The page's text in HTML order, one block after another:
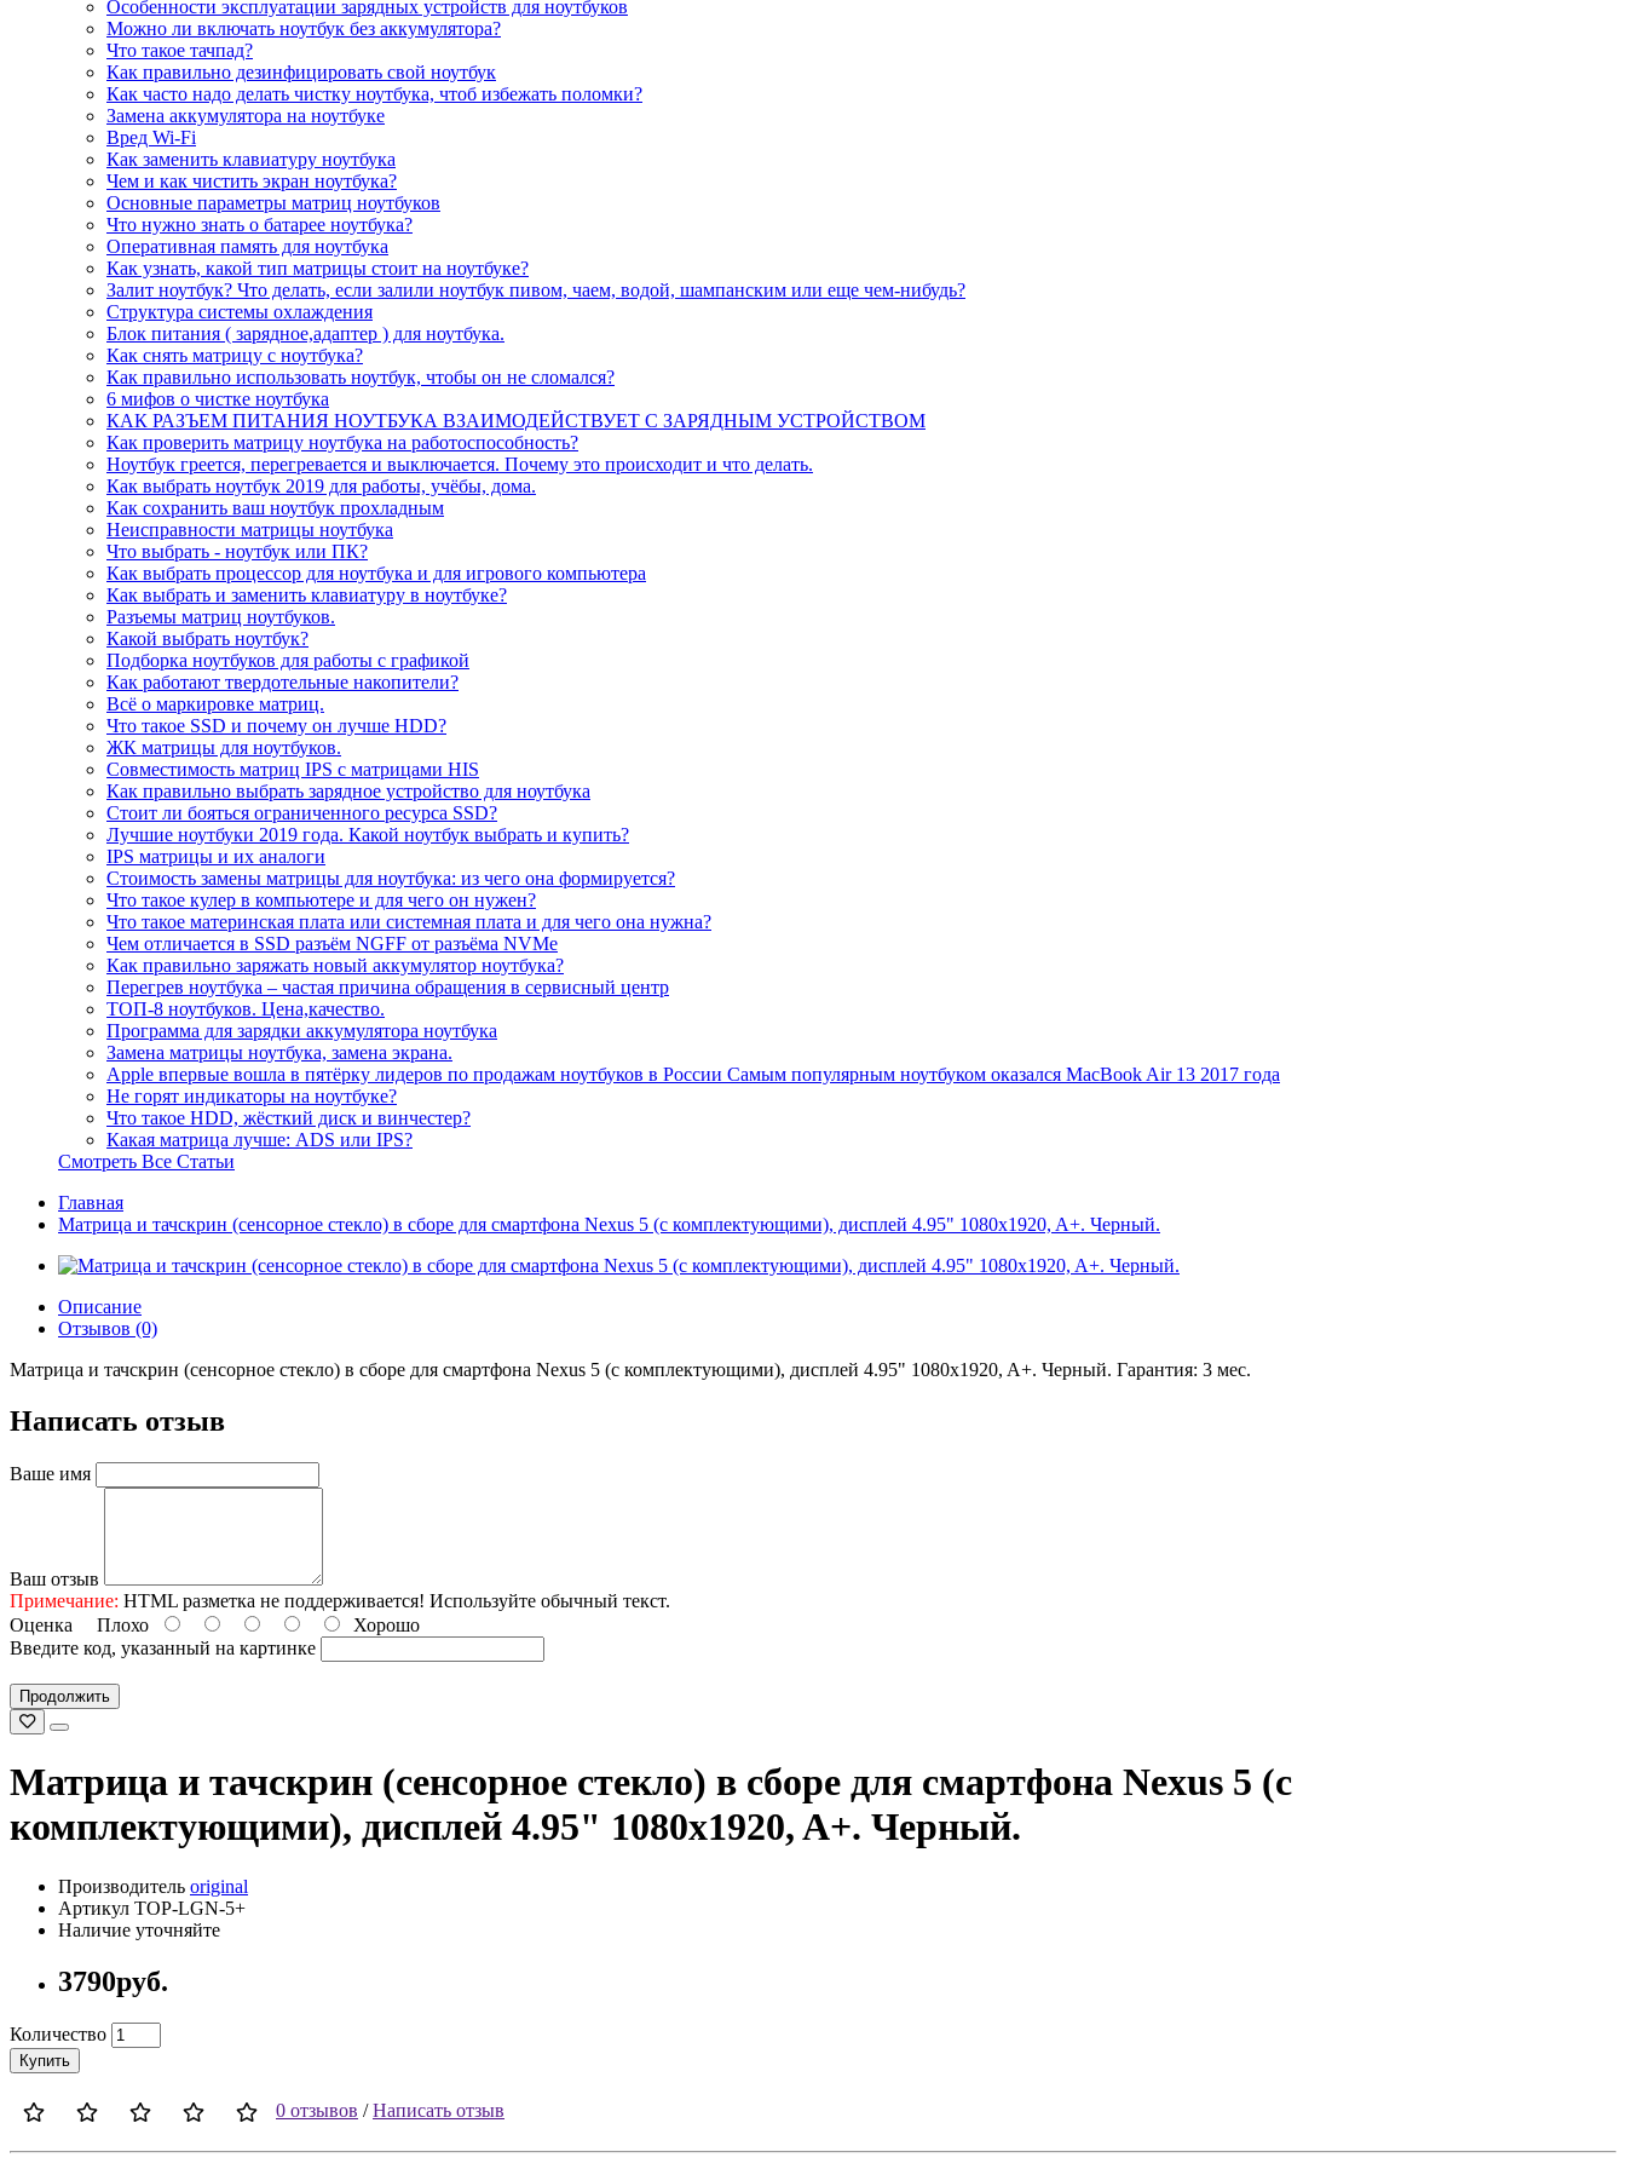
Особенности эксплуатации зарядных устройств для ноутбуков
Можно ли включать ноутбук без аккумулятора?
Что такое тачпад?
Как правильно дезинфицировать свой ноутбук
Как часто надо делать чистку ноутбука, чтоб избежать поломки?
Замена аккумулятора на ноутбуке
Вред Wi-Fi
Как заменить клавиатуру ноутбука
Чем и как чистить экран ноутбука?
Основные параметры матриц ноутбуков
Что нужно знать о батарее ноутбука?
Оперативная память для ноутбука
Как узнать, какой тип матрицы стоит на ноутбуке?
Залит ноутбук? Что делать, если залили ноутбук пивом, чаем, водой, шампанским или еще чем-нибудь?
Структура системы охлаждения
Блок питания ( зарядное,адаптер ) для ноутбука.
Как снять матрицу с ноутбука?
Как правильно использовать ноутбук, чтобы он не сломался?
6 мифов о чистке ноутбука
КАК РАЗЪЕМ ПИТАНИЯ НОУТБУКА ВЗАИМОДЕЙСТВУЕТ С ЗАРЯДНЫМ УСТРОЙСТВОМ
Как проверить матрицу ноутбука на работоспособность?
Ноутбук греется, перегревается и выключается. Почему это происходит и что делать.
Как выбрать ноутбук 2019 для работы, учёбы, дома.
Как сохранить ваш ноутбук прохладным
Неисправности матрицы ноутбука
Что выбрать - ноутбук или ПК?
Как выбрать процессор для ноутбука и для игрового компьютера
Как выбрать и заменить клавиатуру в ноутбуке?
Разъемы матриц ноутбуков.
Какой выбрать ноутбук?
Подборка ноутбуков для работы с графикой
Как работают твердотельные накопители?
Всё о маркировке матриц.
Что такое SSD и почему он лучше HDD?
ЖК матрицы для ноутбуков.
Совместимость матриц IPS с матрицами HIS
Как правильно выбрать зарядное устройство для ноутбука
Стоит ли бояться ограниченного ресурса SSD?
Лучшие ноутбуки 2019 года. Какой ноутбук выбрать и купить?
IPS матрицы и их аналоги
Стоимость замены матрицы для ноутбука: из чего она формируется?
Что такое кулер в компьютере и для чего он нужен?
Что такое материнская плата или системная плата и для чего она нужна?
Чем отличается в SSD разъём NGFF от разъёма NVMe
Как правильно заряжать новый аккумулятор ноутбука?
Перегрев ноутбука – частая причина обращения в сервисный центр
ТОП-8 ноутбуков. Цена,качество.
Программа для зарядки аккумулятора ноутбука
Замена матрицы ноутбука, замена экрана.
Apple впервые вошла в пятёрку лидеров по продажам ноутбуков в России Самым популярным ноутбуком оказался MacBook Air 13 2017 года
Не горят индикаторы на ноутбуке?
Что такое HDD, жёсткий диск и винчестер?
Какая матрица лучше: ADS или IPS?
Смотреть Все Статьи
Главная
Матрица и тачскрин (сенсорное стекло) в сборе для смартфона Nexus 5 (с комплектующими), дисплей 4.95" 1080x1920, A+. Черный.
Описание
Отзывов (0)
Матрица и тачскрин (сенсорное стекло) в сборе для смартфона Nexus 5 (с комплектующими), дисплей 4.95" 1080x1920, A+. Черный. Гарантия: 3 мес.
Написать отзыв
Ваше имя
Ваш отзыв
Примечание: HTML разметка не поддерживается! Используйте обычный текст.
Оценка Плохо
Хорошо
Введите код, указанный на картинке
Продолжить
Матрица и тачскрин (сенсорное стекло) в сборе для смартфона Nexus 5 (с
комплектующими), дисплей 4.95" 1080x1920, A+. Черный.
Производитель original
Артикул TOP-LGN-5+
Наличие уточняйте
3790руб.
Количество
Купить
0 отзывов /Написать отзыв